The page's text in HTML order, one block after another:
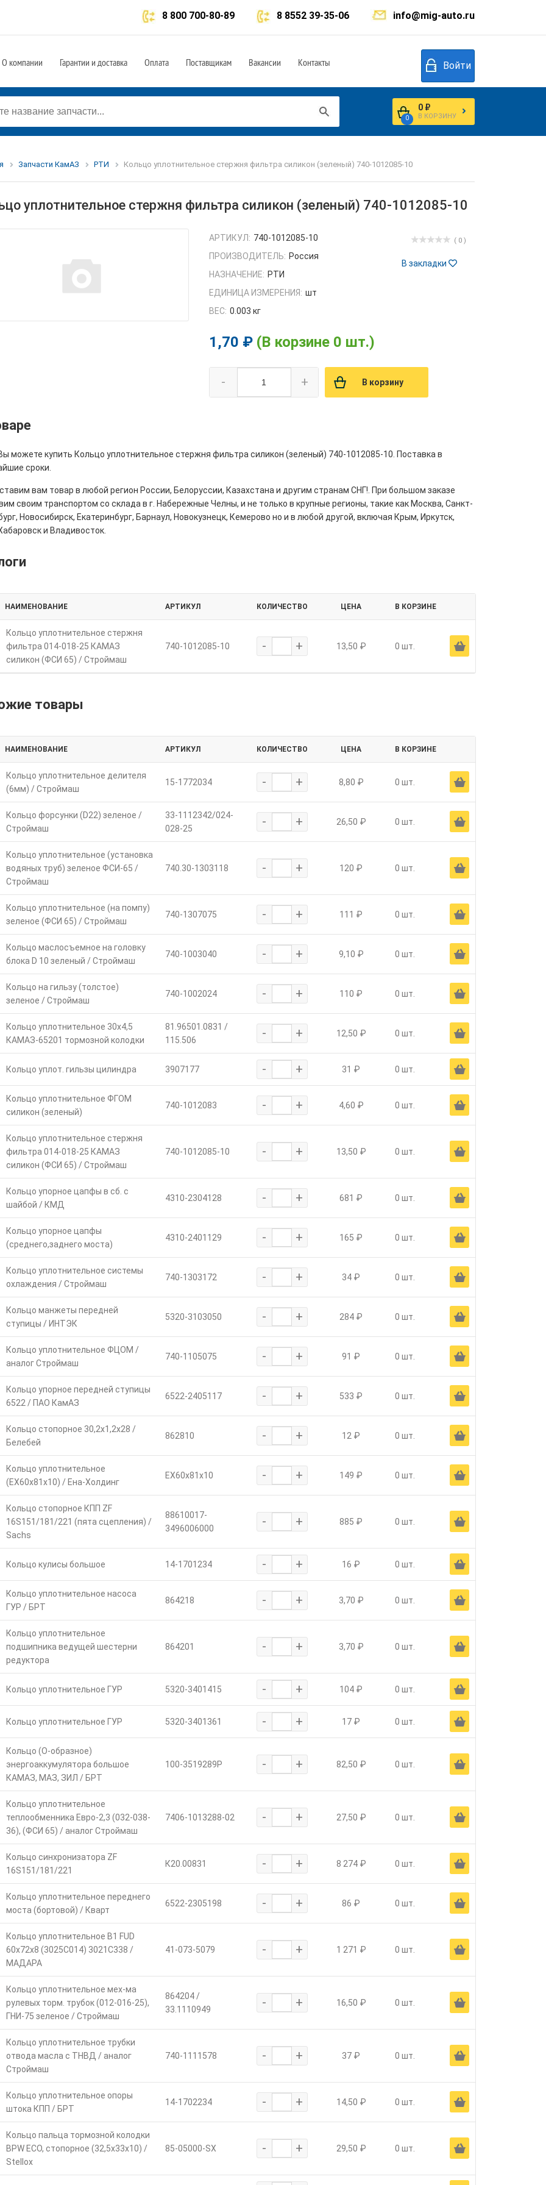
info@mig-auto.ru
8 8552 39-35-06
8 800 700-80-89
О компании Гарантии и доставка Оплата Поставщикам Вакансии Контакты Войти
0
0 ₽
В КОРЗИНУ
Запчасти КамАЗ РТИ Кольцо уплотнительное стержня фильтра силикон (зеленый) 740-1012085-10
уплотнительное стержня фильтра силикон (зеленый) 740-1012085-10
( 0 )
В закладки
АРТИКУЛ: 740-1012085-10
ПРОИЗВОДИТЕЛЬ: Россия
НАЗНАЧЕНИЕ: РТИ
ЕДИНИЦА ИЗМЕРЕНИЯ: шт
ВЕС: 0.003 кг
1,70 ₽ (В корзине 0 шт.)
- + В корзину
можете купить Кольцо уплотнительное стержня фильтра силикон (зеленый) 740-1012085-10. Поставка в
сроки.
вам товар в любой регион России, Белоруссии, Казахстана и другим странам СНГ!. При большом заказе
своим транспортом со склада в г. Набережные Челны, и не только в крупные регионы, такие как Москва, Санкт-
Новосибирск, Екатеринбург, Барнаул, Новокузнецк, Кемерово но и в любой другой, включая Крым, Иркутск,
и Владивосток.
НАИМЕНОВАНИЕ АРТИКУЛ КОЛИЧЕСТВО ЦЕНА В КОРЗИНЕ
Кольцо уплотнительное стержня
фильтра 014-018-25 КАМАЗ
силикон (ФСИ 65) / Строймаш
740-1012085-10 - + 13,50 ₽ 0 шт. Ä
товары
НАИМЕНОВАНИЕ АРТИКУЛ КОЛИЧЕСТВО ЦЕНА В КОРЗИНЕ
Кольцо уплотнительное делителя
(6мм) / Строймаш
15-1772034 - + 8,80 ₽ 0 шт. Ä
Кольцо форсунки (D22) зеленое /
Строймаш
33-1112342/024-
028-25
- + 26,50 ₽ 0 шт. Ä
Кольцо уплотнительное (установка
водяных труб) зеленое ФСИ-65 /
Строймаш
740.30-1303118 - + 120 ₽ 0 шт. Ä
Кольцо уплотнительное (на помпу)
зеленое (ФСИ 65) / Строймаш
740-1307075 - + 111 ₽ 0 шт. Ä
Кольцо маслосъемное на головку
блока D 10 зеленый / Строймаш
740-1003040 - + 9,10 ₽ 0 шт. Ä
Кольцо на гильзу (толстое)
зеленое / Строймаш
740-1002024 - + 110 ₽ 0 шт. Ä
Кольцо уплотнительное 30х4,5
КАМАЗ-65201 тормозной колодки
81.96501.0831 /
115.506
- + 12,50 ₽ 0 шт. Ä
Кольцо уплот. гильзы цилиндра 3907177 - + 31 ₽ 0 шт. Ä
Кольцо уплотнительное ФГОМ
силикон (зеленый)
740-1012083 - + 4,60 ₽ 0 шт. Ä
Кольцо уплотнительное стержня
фильтра 014-018-25 КАМАЗ
силикон (ФСИ 65) / Строймаш
740-1012085-10 - + 13,50 ₽ 0 шт. Ä
Кольцо упорное цапфы в сб. с
шайбой / КМД
4310-2304128 - + 681 ₽ 0 шт. Ä
Кольцо упорное цапфы
(среднего,заднего моста)
4310-2401129 - + 165 ₽ 0 шт. Ä
Кольцо уплотнительное системы
охлаждения / Строймаш
740-1303172 - + 34 ₽ 0 шт. Ä
Кольцо манжеты передней
ступицы / ИНТЭК
5320-3103050 - + 284 ₽ 0 шт. Ä
Кольцо уплотнительное ФЦОМ /
аналог Строймаш
740-1105075 - + 91 ₽ 0 шт. Ä
Кольцо упорное передней ступицы
6522 / ПАО КамАЗ
6522-2405117 - + 533 ₽ 0 шт. Ä
Кольцо стопорное 30,2х1,2х28 /
Белебей
862810 - + 12 ₽ 0 шт. Ä
Кольцо уплотнительное
(ЕХ60х81х10) / Ена-Холдинг
ЕХ60х81х10 - + 149 ₽ 0 шт. Ä
Кольцо стопорное КПП ZF
16S151/181/221 (пята сцепления) /
Sachs
88610017-
3496006000
- + 885 ₽ 0 шт. Ä
Кольцо кулисы большое 14-1701234 - + 16 ₽ 0 шт. Ä
Кольцо уплотнительное насоса
ГУР / БРТ
864218 - + 3,70 ₽ 0 шт. Ä
Кольцо уплотнительное
подшипника ведущей шестерни
редуктора
864201 - + 3,70 ₽ 0 шт. Ä
Кольцо уплотнительное ГУР 5320-3401415 - + 104 ₽ 0 шт. Ä
Кольцо уплотнительное ГУР 5320-3401361 - + 17 ₽ 0 шт. Ä
Кольцо (О-образное)
энергоаккумулятора большое
КАМАЗ, МАЗ, ЗИЛ / БРТ
100-3519289Р - + 82,50 ₽ 0 шт. Ä
Кольцо уплотнительное
теплообменника Евро-2,3 (032-038-
36), (ФСИ 65) / аналог Строймаш
7406-1013288-02 - + 27,50 ₽ 0 шт. Ä
Кольцо синхронизатора ZF
16S151/181/221
К20.00831 - + 8 274 ₽ 0 шт. Ä
Кольцо уплотнительное переднего
моста (бортовой) / Кварт
6522-2305198 - + 86 ₽ 0 шт. Ä
Кольцо уплотнительное B1 FUD
60x72x8 (3025C014) 3021C338 /
МАДАРА
41-073-5079 - + 1 271 ₽ 0 шт. Ä
Кольцо уплотнительное мех-ма
рулевых торм. трубок (012-016-25),
ГНИ-75 зеленое / Строймаш
864204 /
33.1110949
- + 16,50 ₽ 0 шт. Ä
Кольцо уплотнительное трубки
отвода масла с ТНВД / аналог
Строймаш
740-1111578 - + 37 ₽ 0 шт. Ä
Кольцо уплотнительное опоры
штока КПП / БРТ
14-1702234 - + 14,50 ₽ 0 шт. Ä
Кольцо пальца тормозной колодки
BPW ЕСО, стопорное (32,5x33x10) /
Stellox
85-05000-SX - + 29,50 ₽ 0 шт. Ä